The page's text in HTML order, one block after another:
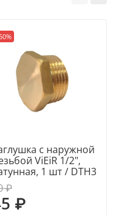
с наружной
ViEiR 1/2",
1 шт / DTH3
₽
₽